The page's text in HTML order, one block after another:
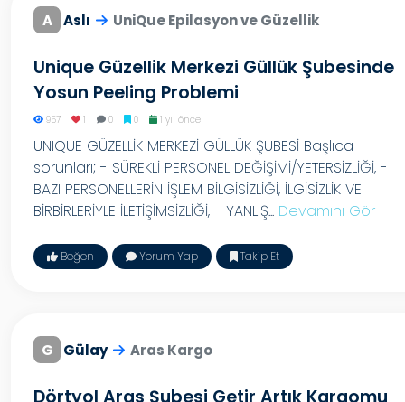
A Aslı UniQue Epilasyon ve Güzellik
Unique Güzellik Merkezi Güllük Şubesinde
Yosun Peeling Problemi
957 1 0 0 1 yıl önce
UNIQUE GÜZELLİK MERKEZİ GÜLLÜK ŞUBESİ Başlıca
sorunları; - SÜREKLİ PERSONEL DEĞİŞİMİ/YETERSİZLİĞİ, -
BAZI PERSONELLERİN İŞLEM BİLGİSİZLİĞİ, İLGİSİZLİK VE
BİRBİRLERİYLE İLETİŞİMSİZLİĞİ, - YANLIŞ... Devamını Gör
Beğen Yorum Yap Takip Et
G Gülay Aras Kargo
Dörtyol Aras Şubesi Getir Artık Kargomu